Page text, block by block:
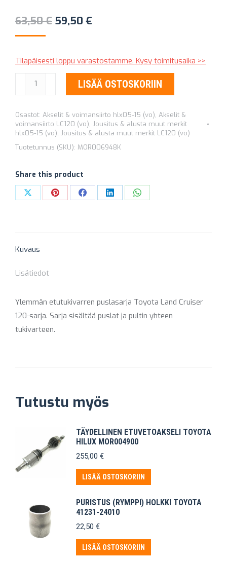
63,50€ Alkuperäinen
63,50 €.
59,50 €
59,50 €.
Tilapäisesti loppu varastostamme. Kysy toimitusaika >>
YLÄTUKIVARREN
PUSLASARJA
LAND
CRUISER
120
HILUX
MOR006948K
määrä
LISÄÄ OSTOSKORIIN
Osastot: Akselit & voimansiirto hlx05-15 (vo), Akselit &
voimansiirto LC120 (vo), Jousitus & alusta muut merkit
hlx05-15 (vo), Jousitus & alusta muut merkit LC120 (vo)
Tuotetunnus (SKU): MOR006948K
Share this product
Share Share Share Share Share
Kuvaus
Lisätiedot
Ylemmän etutukivarren puslasarja Toyota Land Cruiser
120-sarja. Sarja sisältää puslat ja pultin yhteen
tukivarteen.
Tutustu myös
TÄYDELLINEN ETUVETOAKSELI TOYOTA
HILUX MOR004900
255,00 €
LISÄÄ OSTOSKORIIN
PURISTUS (RYMPPI) HOLKKI TOYOTA
41231-24010
22,50 €
LISÄÄ OSTOSKORIIN